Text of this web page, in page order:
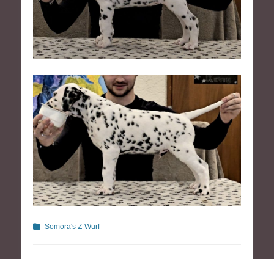
Kategorien
Somora's Z-Wurf